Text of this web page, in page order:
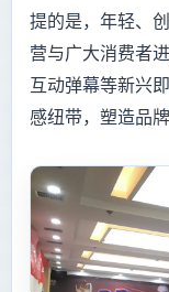
提的是，年轻、
营与广大消费者
互动弹幕等新兴
感纽带，塑造品